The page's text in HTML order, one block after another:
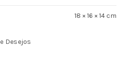
18 × 16 × 14 cm
Desejos